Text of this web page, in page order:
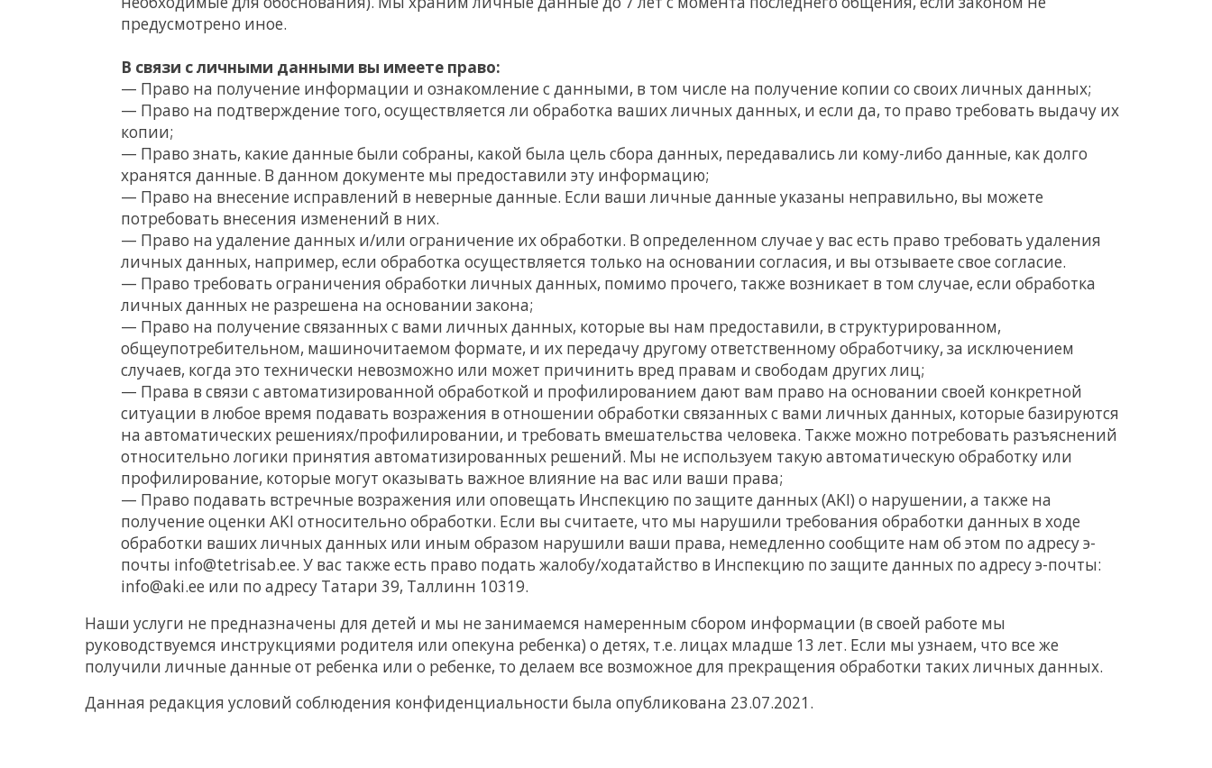
предусмотрено иное.
В связи с личными данными вы имеете право:
— Право на получение информации и ознакомление с данными, в том числе на получение копии со своих личных данных;
— Право на подтверждение того, осуществляется ли обработка ваших личных данных, и если да, то право требовать выдачу их
копии;
— Право знать, какие данные были собраны, какой была цель сбора данных, передавались ли кому-либо данные, как долго
хранятся данные. В данном документе мы предоставили эту информацию;
— Право на внесение исправлений в неверные данные. Если ваши личные данные указаны неправильно, вы можете
потребовать внесения изменений в них.
— Право на удаление данных и/или ограничение их обработки. В определенном случае у вас есть право требовать удаления
личных данных, например, если обработка осуществляется только на основании согласия, и вы отзываете свое согласие.
— Право требовать ограничения обработки личных данных, помимо прочего, также возникает в том случае, если обработка
личных данных не разрешена на основании закона;
— Право на получение связанных с вами личных данных, которые вы нам предоставили, в структурированном,
общеупотребительном, машиночитаемом формате, и их передачу другому ответственному обработчику, за исключением
случаев, когда это технически невозможно или может причинить вред правам и свободам других лиц;
— Права в связи с автоматизированной обработкой и профилированием дают вам право на основании своей конкретной
ситуации в любое время подавать возражения в отношении обработки связанных с вами личных данных, которые базируются
на автоматических решениях/профилировании, и требовать вмешательства человека. Также можно потребовать разъяснений
относительно логики принятия автоматизированных решений. Мы не используем такую автоматическую обработку или
профилирование, которые могут оказывать важное влияние на вас или ваши права;
— Право подавать встречные возражения или оповещать Инспекцию по защите данных (AKI) о нарушении, а также на
получение оценки AKI относительно обработки. Если вы считаете, что мы нарушили требования обработки данных в ходе
обработки ваших личных данных или иным образом нарушили ваши права, немедленно сообщите нам об этом по адресу э-
почты info@tetrisab.ee. У вас также есть право подать жалобу/ходатайство в Инспекцию по защите данных по адресу э-почты:
info@aki.ee или по адресу Татари 39, Таллинн 10319.
Наши услуги не предназначены для детей и мы не занимаемся намеренным сбором информации (в своей работе мы
руководствуемся инструкциями родителя или опекуна ребенка) о детях, т.е. лицах младше 13 лет. Если мы узнаем, что все же
получили личные данные от ребенка или о ребенке, то делаем все возможное для прекращения обработки таких личных данных.
Данная редакция условий соблюдения конфиденциальности была опубликована 23.07.2021.